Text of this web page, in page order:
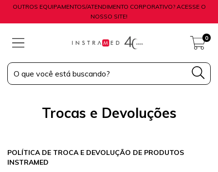
OUTROS EQUIPAMENTOS/ATENDIMENTO CORPORATIVO? ACESSE O
NOSSO SITE!
0
Trocas e Devoluções
POLÍTICA DE TROCA E DEVOLUÇÃO DE PRODUTOS
INSTRAMED